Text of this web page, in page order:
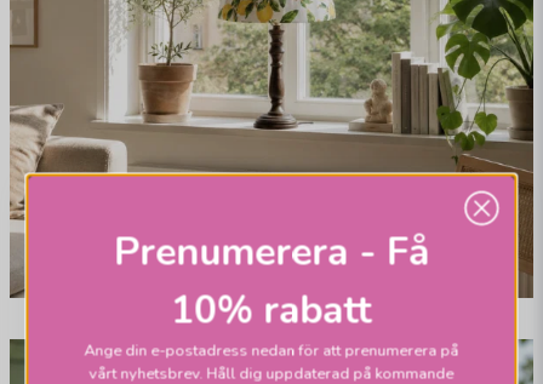
Prenumerera - Få
10% rabatt
Ange din e-postadress nedan för att prenumerera på
vårt nyhetsbrev. Håll dig uppdaterad på kommande